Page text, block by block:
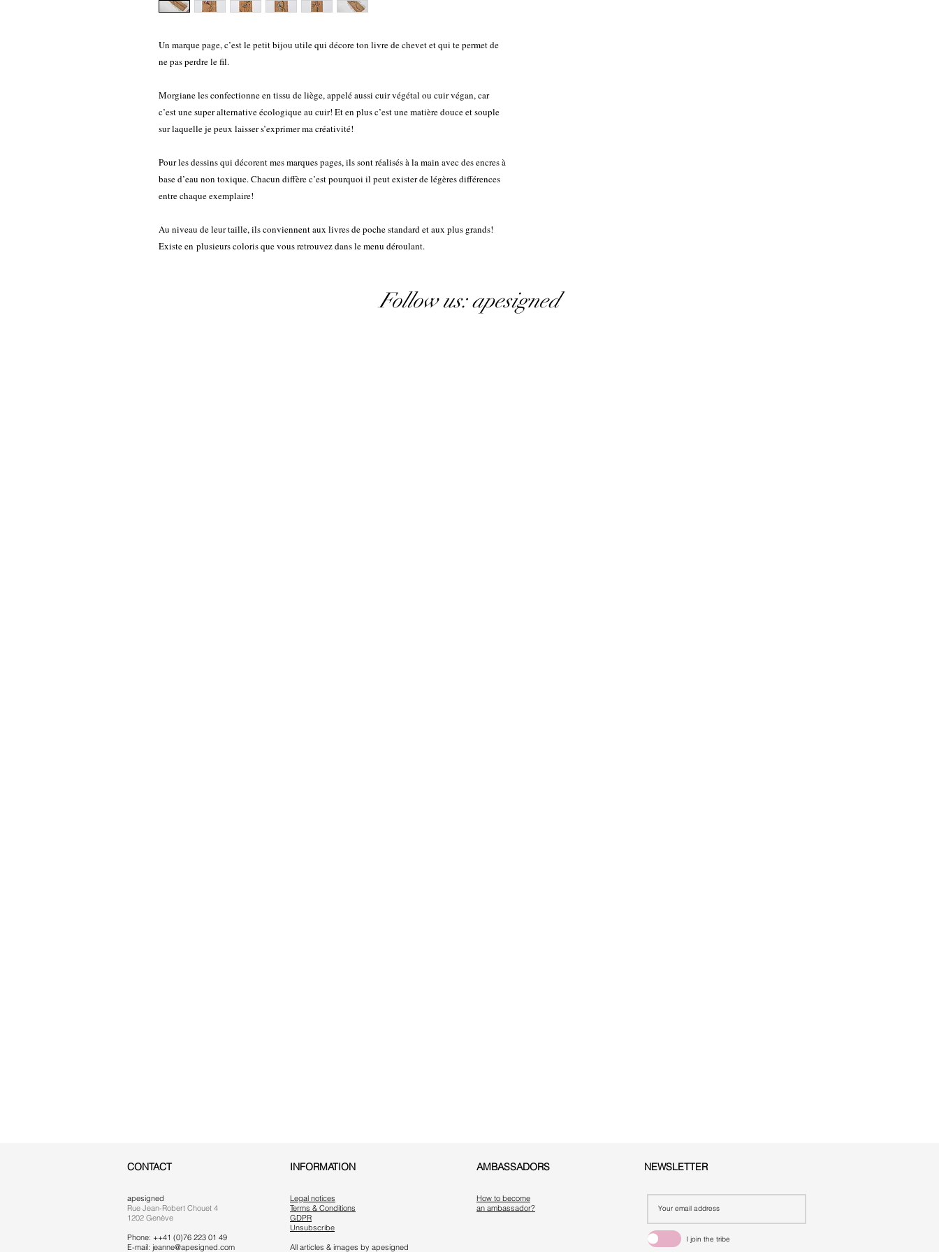
Un marque page, c’est le petit bijou utile qui décore ton livre de chevet et qui te permet de
ne pas perdre le fil.
Morgiane les confectionne en tissu de liège, appelé aussi cuir végétal ou cuir végan, car
c’est une super alternative écologique au cuir! Et en plus c’est une matière douce et souple
sur laquelle je peux laisser s’exprimer ma créativité!
Pour les dessins qui décorent mes marques pages, ils sont réalisés à la main avec des encres à
base d’eau non toxique. Chacun diffère c’est pourquoi il peut exister de légères différences
entre chaque exemplaire!
Au niveau de leur taille, ils conviennent aux livres de poche standard et aux plus grands!
Existe en plusieurs coloris que vous retrouvez dans le menu déroulant.
Follow us: apesigned
CONTACT
apesigned
Rue Jean-Robert Chouet 4
1202 Genève
Phone: ++41 (0)76 223 01 49
E-mail: jeanne@apesigned.com
INFORMATION
Legal notices
Terms & Conditions
GDPR
Unsubscribe
All articles & images by apesigned
AMBASSADORS
How to become
an ambassador?
NEWSLETTER
I join the tribe